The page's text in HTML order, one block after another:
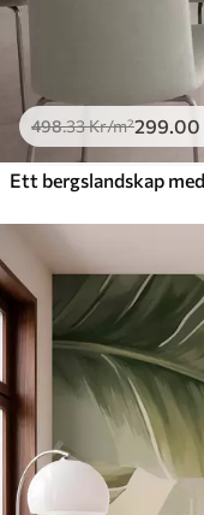
498.33Kr/m²299.00
Ett bergslandskap